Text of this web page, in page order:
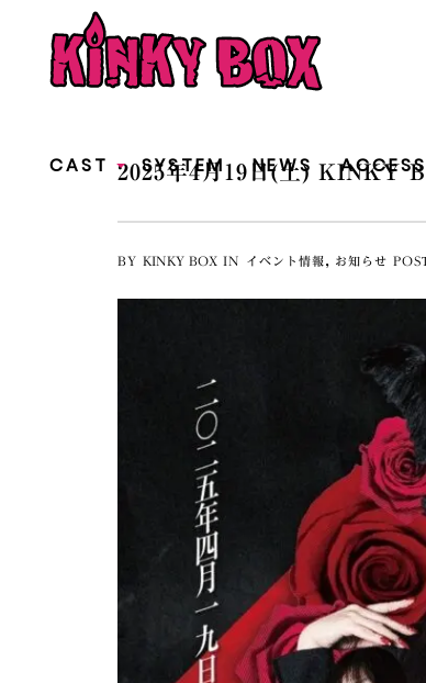
+
CAST SYSTEM NEWS ACCESS
2025年4月19日(土) KINKY
BY KINKY BOX IN イベント情報 お知らせ